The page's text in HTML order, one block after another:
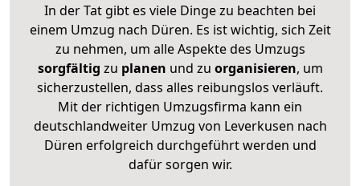
In der Tat gibt es viele Dinge zu beachten bei
einem Umzug nach Düren. Es ist wichtig, sich Zeit
zu nehmen, um alle Aspekte des Umzugs
sorgfältig zu planen und zu organisieren, um
sicherzustellen, dass alles reibungslos verläuft.
Mit der richtigen Umzugsfirma kann ein
deutschlandweiter Umzug von Leverkusen nach
Düren erfolgreich durchgeführt werden und
dafür sorgen wir.